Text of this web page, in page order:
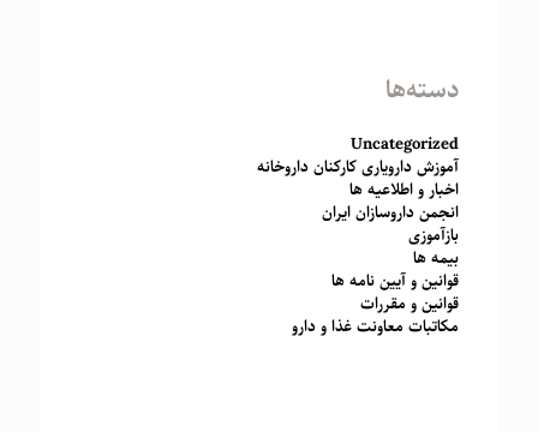
دسته‌ها
Uncategorized
آموزش دارویاری کارکنان داروخانه
اخبار و اطلاعیه ها
انجمن داروسازان ایران
بازآموزی
بیمه ها
قوانین و آیین نامه ها
قوانین و مقررات
مکاتبات معاونت غذا و دارو